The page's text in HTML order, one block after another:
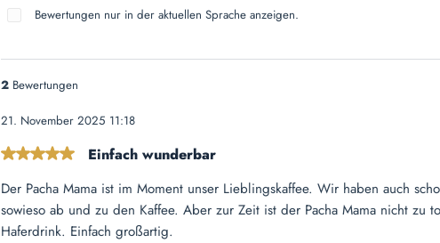
Bewertungen nur in der aktuellen Sprache anzeigen.
2 Bewertungen
21. November 2025 11:18
Bewertung mit 5 von 5 Sternen
Einfach wunderbar
Der Pacha Mama ist im Moment unser Lieblingskaffee. Wir haben auch
sowieso ab und zu den Kaffee. Aber zur Zeit ist der Pacha Mama nicht zu
Haferdrink. Einfach großartig.